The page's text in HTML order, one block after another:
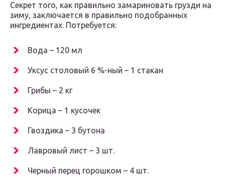
Секрет того, как правильно замариновать грузди на
зиму, заключается в правильно подобранных
ингредиентах. Потребуется:
Вода – 120 мл
Уксус столовый 6 %-ный – 1 стакан
Грибы – 2 кг
Корица – 1 кусочек
Гвоздика – 3 бутона
Лавровый лист – 3 шт.
Черный перец горошком – 4 шт.